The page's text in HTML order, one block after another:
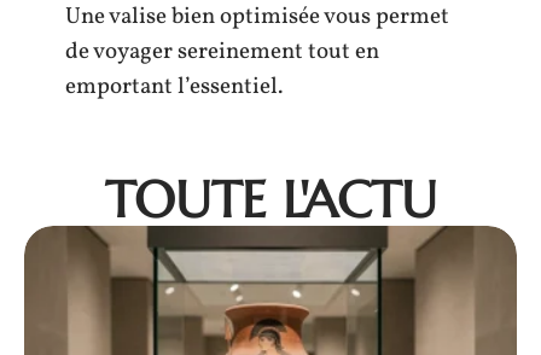
Une valise bien optimisée vous permet
de voyager sereinement tout en
emportant l’essentiel.
TOUTE L'ACTU